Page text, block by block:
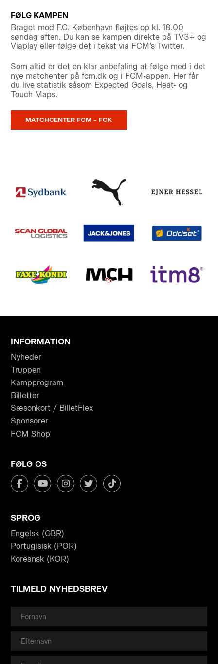
FØLG KAMPEN
Braget mod F.C. København fløjtes op kl. 18.00
søndag aften. Du kan se kampen direkte på TV3+ og
Viaplay eller følge det i tekst via FCM’s Twitter.
Som altid er det en klar anbefaling at følge med i det
nye matchenter på fcm.dk og i FCM-appen. Her får
du live statistik såsom Expected Goals, Heat- og
Touch Maps.
MATCHCENTER FCM – FCK
INFORMATION
Nyheder
Truppen
Kampprogram
Billetter
Sæsonkort / BilletFlex
Sponsorer
FCM Shop
FØLG OS
SPROG
Engelsk (GBR)
Portugisisk (POR)
Koreansk (KOR)
TILMELD NYHEDSBREV